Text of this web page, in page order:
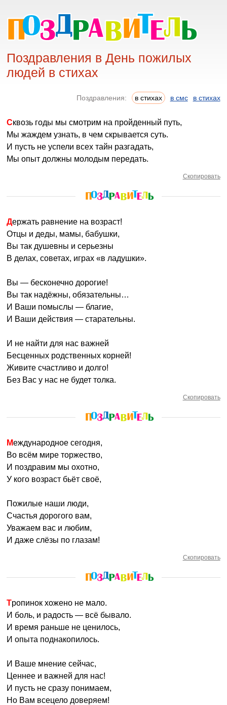
Поздравления в День пожилых
людей в стихах
Поздравления: в стихах в смс в стихах
Сквозь годы мы смотрим на пройденный путь,
Мы жаждем узнать, в чем скрывается суть.
И пусть не успели всех тайн разгадать,
Мы опыт должны молодым передать.
Скопировать
Держать равнение на возраст!
Отцы и деды, мамы, бабушки,
Вы так душевны и серьезны
В делах, советах, играх «в ладушки».
Вы — бесконечно дорогие!
Вы так надёжны, обязательны…
И Ваши помыслы — благие,
И Ваши действия — старательны.
И не найти для нас важней
Бесценных родственных корней!
Живите счастливо и долго!
Без Вас у нас не будет толка.
Скопировать
Международное сегодня,
Во всём мире торжество,
И поздравим мы охотно,
У кого возраст бьёт своё,
Пожилые наши люди,
Счастья дорогого вам,
Уважаем вас и любим,
И даже слёзы по глазам!
Скопировать
Тропинок хожено не мало.
И боль, и радость — всё бывало.
И время раньше не ценилось,
И опыта поднакопилось.
И Ваше мнение сейчас,
Ценнее и важней для нас!
И пусть не сразу понимаем,
Но Вам всецело доверяем!